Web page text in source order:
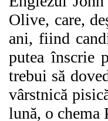
Olive, care,
ani, fiind
putea înscrie
trebui să
vârstnică
lună, o chema